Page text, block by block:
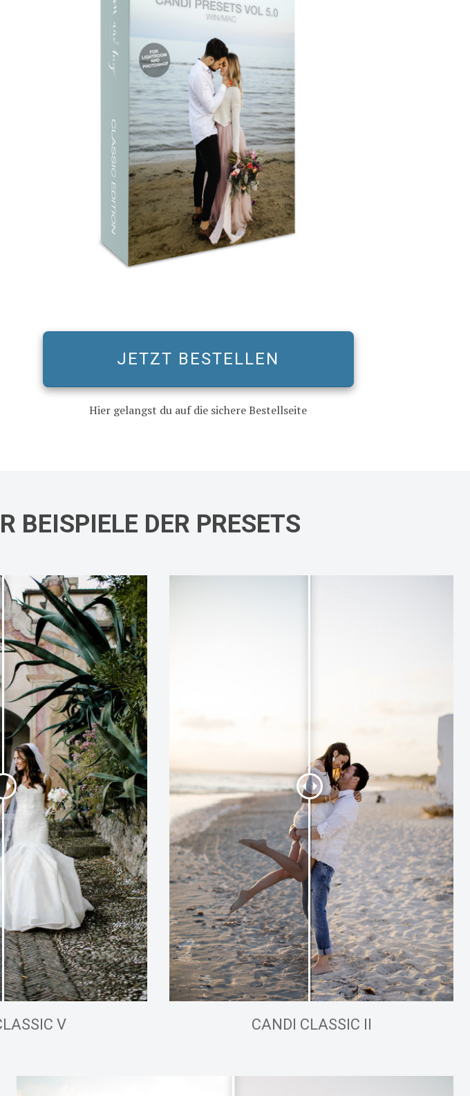
J ETZT BESTELLEN
Hier gelangst du auf die sichere Bestellseite
BEISPIELE DER PRESETS
V CANDI CLASSIC II